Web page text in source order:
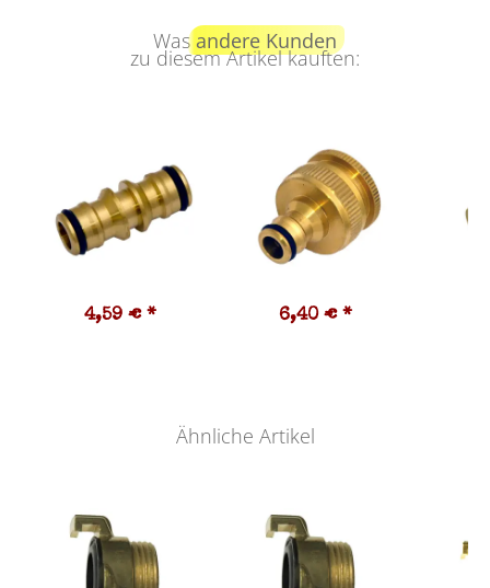
Wasandere Kunden
zu diesem Artikel kauften:
4,59 € * 6,40 € *
Ähnliche Artikel